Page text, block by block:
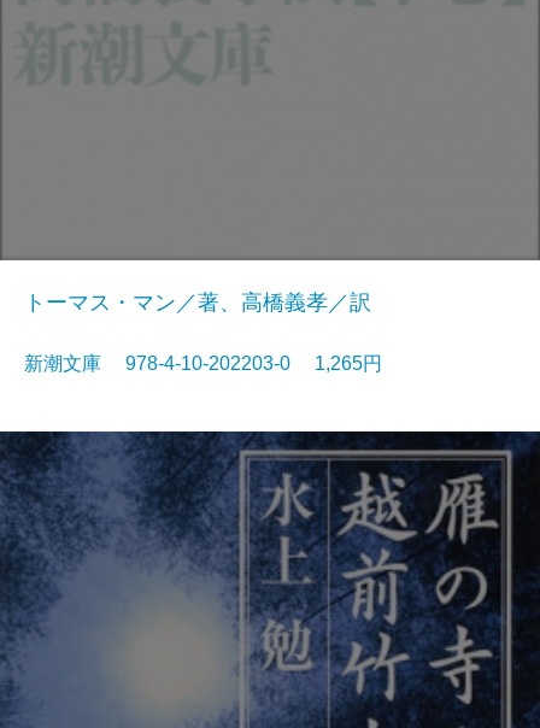
トーマス・マン／著、高橋義孝／訳
新潮文庫 978-4-10-202203-0 1,265円